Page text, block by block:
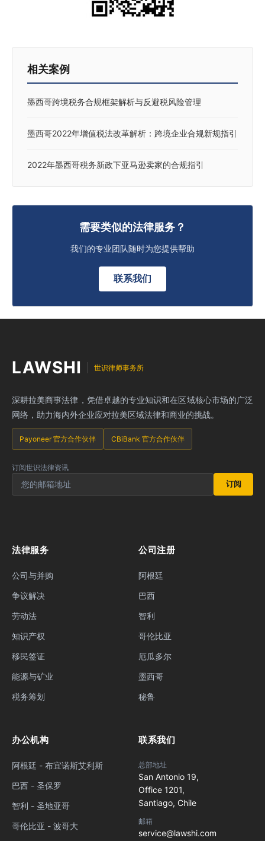
相关案例
墨西哥跨境税务合规框架解析与反避税风险管理
墨西哥2022年增值税法改革解析：跨境企业合规新规指引
2022年墨西哥税务新政下亚马逊卖家的合规指引
需要类似的法律服务？
我们的专业团队随时为您提供帮助
联系我们
LAWSHI 世识律师事务所
深耕拉美商事法律，凭借卓越的专业知识和在区域核心市场的广泛
网络，助力海内外企业应对拉美区域法律和商业的挑战。
Payoneer 官方合作伙伴 CBiBank 官方合作伙伴
订阅世识法律资讯
订阅
法律服务
公司与并购
争议解决
劳动法
知识产权
移民签证
能源与矿业
税务筹划
公司注册
阿根廷
巴西
智利
哥伦比亚
厄瓜多尔
墨西哥
秘鲁
办公机构
阿根廷 - 布宜诺斯艾利斯
巴西 - 圣保罗
智利 - 圣地亚哥
哥伦比亚 - 波哥大
联系我们
总部地址
San Antonio 19,
Office 1201,
Santiago, Chile
邮箱
service@lawshi.com